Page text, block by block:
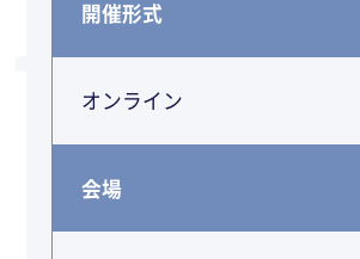
開催形式
オンライン
会場